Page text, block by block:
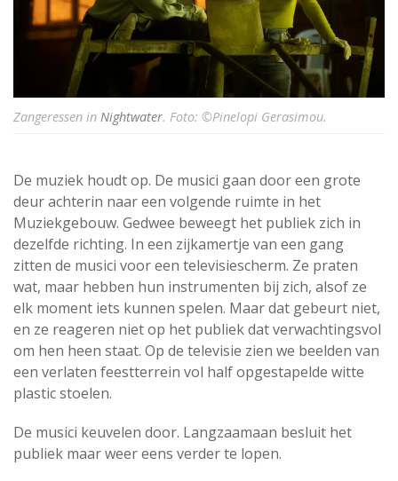
Zangeressen in Nightwater. Foto: ©Pinelopi Gerasimou.
De muziek houdt op. De musici gaan door een grote
deur achterin naar een volgende ruimte in het
Muziekgebouw. Gedwee beweegt het publiek zich in
dezelfde richting. In een zijkamertje van een gang
zitten de musici voor een televisiescherm. Ze praten
wat, maar hebben hun instrumenten bij zich, alsof ze
elk moment iets kunnen spelen. Maar dat gebeurt niet,
en ze reageren niet op het publiek dat verwachtingsvol
om hen heen staat. Op de televisie zien we beelden van
een verlaten feestterrein vol half opgestapelde witte
plastic stoelen.
De musici keuvelen door. Langzaamaan besluit het
publiek maar weer eens verder te lopen.